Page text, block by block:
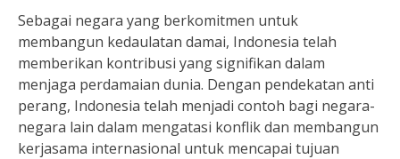
Sebagai negara yang berkomitmen untuk
membangun kedaulatan damai, Indonesia telah
memberikan kontribusi yang signifikan dalam
menjaga perdamaian dunia. Dengan pendekatan anti
perang, Indonesia telah menjadi contoh bagi negara-
negara lain dalam mengatasi konflik dan membangun
kerjasama internasional untuk mencapai tujuan